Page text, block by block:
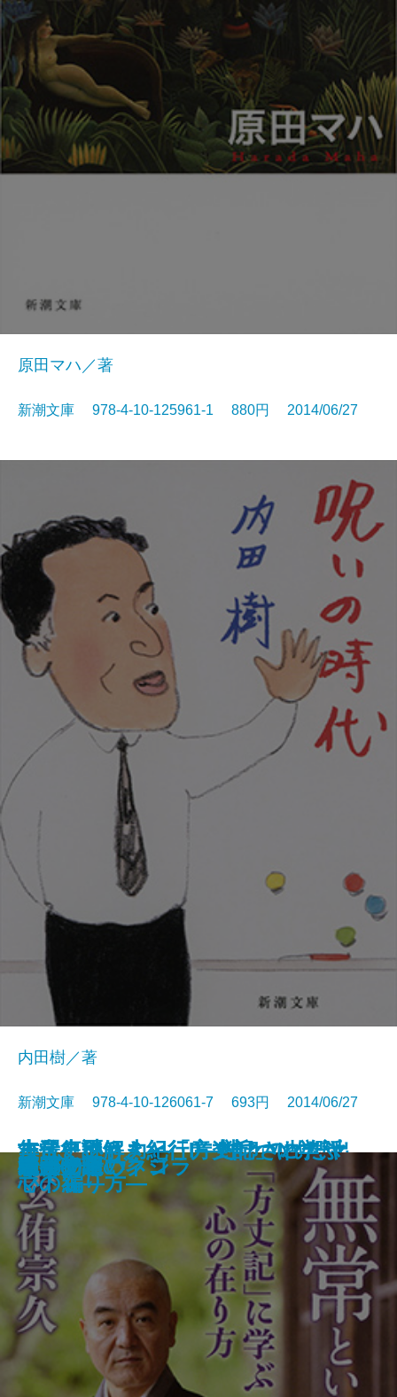
ヒゲのウヰスキー誕生す
古代史謎解き紀行II―神々の故郷出
雲編―
小澤征爾さんと、音楽について話
をする
ポニーテール
何があっても大丈夫
日本の聖域 アンタッチャブル
出署せず
森見登美彦の京都ぐるぐる案内
楽園のカンヴァス
原田マハ／著
新潮文庫 978-4-10-125961-1 880円 2014/06/27
呪いの時代
内田樹／著
新潮文庫 978-4-10-126061-7 693円 2014/06/27
無常という力―「方丈記」に学ぶ
心の在り方―
晴天の迷いクジラ
二都物語
古代史謎解き紀行I―封印されたヤ
マト編―
サヴァイヴ
ドルチェ
流跡
硝子の葦
辻
岩合光昭のネコ